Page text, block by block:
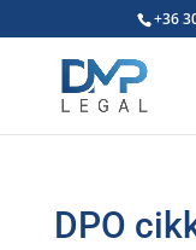
+36
DPO